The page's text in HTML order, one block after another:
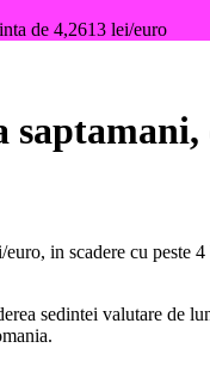
de 4,2613 lei/euro
in scadere cu
sedintei valutare